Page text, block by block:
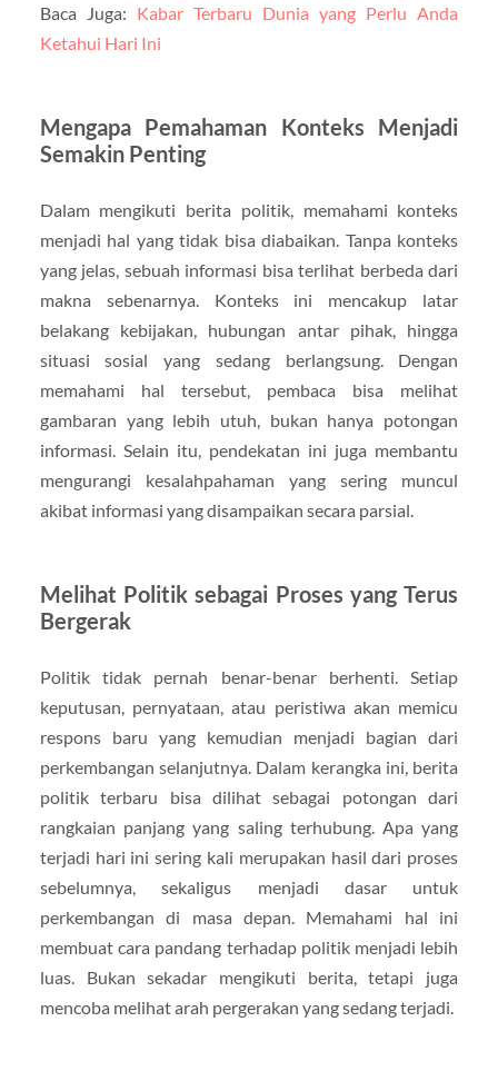
Baca Juga: Kabar Terbaru Dunia yang Perlu Anda
Ketahui Hari Ini
Mengapa Pemahaman Konteks Menjadi
Semakin Penting
Dalam mengikuti berita politik, memahami konteks
menjadi hal yang tidak bisa diabaikan. Tanpa konteks
yang jelas, sebuah informasi bisa terlihat berbeda dari
makna sebenarnya. Konteks ini mencakup latar
belakang kebijakan, hubungan antar pihak, hingga
situasi sosial yang sedang berlangsung. Dengan
memahami hal tersebut, pembaca bisa melihat
gambaran yang lebih utuh, bukan hanya potongan
informasi. Selain itu, pendekatan ini juga membantu
mengurangi kesalahpahaman yang sering muncul
akibat informasi yang disampaikan secara parsial.
Melihat Politik sebagai Proses yang Terus
Bergerak
Politik tidak pernah benar-benar berhenti. Setiap
keputusan, pernyataan, atau peristiwa akan memicu
respons baru yang kemudian menjadi bagian dari
perkembangan selanjutnya. Dalam kerangka ini, berita
politik terbaru bisa dilihat sebagai potongan dari
rangkaian panjang yang saling terhubung. Apa yang
terjadi hari ini sering kali merupakan hasil dari proses
sebelumnya, sekaligus menjadi dasar untuk
perkembangan di masa depan. Memahami hal ini
membuat cara pandang terhadap politik menjadi lebih
luas. Bukan sekadar mengikuti berita, tetapi juga
mencoba melihat arah pergerakan yang sedang terjadi.